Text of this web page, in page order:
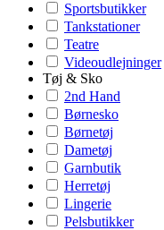
Sportsbutikker
Tankstationer
Teatre
Videoudlejninger
Tøj & Sko
2nd Hand
Børnesko
Børnetøj
Dametøj
Garnbutik
Herretøj
Lingerie
Pelsbutikker